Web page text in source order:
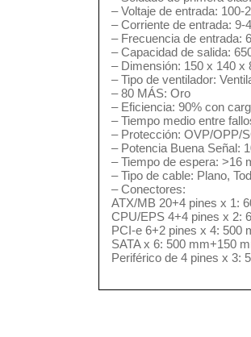
– Voltaje de entrada: 100-
– Corriente de entrada: 9-
– Frecuencia de entrada:
– Capacidad de salida:
– Dimensión: 150 x 140 x
– Tipo de ventilador:
– 80 MÁS: Oro
– Eficiencia: 90% con
– Tiempo medio entre
– Protección: OVP/OPP/
– Potencia Buena Señal:
– Tiempo de espera: >16
– Tipo de cable: Plano,
– Conectores:
ATX/MB 20+4 pines x 1:
CPU/EPS 4+4 pines x 2:
PCI-e 6+2 pines x 4: 500
SATA x 6: 500 mm+150
Periférico de 4 pines x 3: